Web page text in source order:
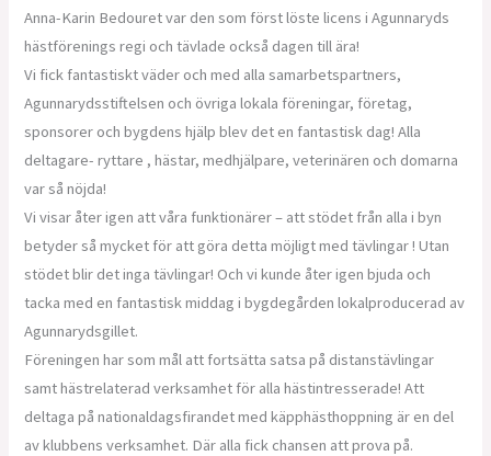
Anna-Karin Bedouret var den som först löste licens i Agunnaryds
hästförenings regi och tävlade också dagen till ära!
Vi fick fantastiskt väder och med alla samarbetspartners,
Agunnarydsstiftelsen och övriga lokala föreningar, företag,
sponsorer och bygdens hjälp blev det en fantastisk dag! Alla
deltagare- ryttare , hästar, medhjälpare, veterinären och domarna
var så nöjda!
Vi visar åter igen att våra funktionärer – att stödet från alla i byn
betyder så mycket för att göra detta möjligt med tävlingar ! Utan
stödet blir det inga tävlingar! Och vi kunde åter igen bjuda och
tacka med en fantastisk middag i bygdegården lokalproducerad av
Agunnarydsgillet.
Föreningen har som mål att fortsätta satsa på distanstävlingar
samt hästrelaterad verksamhet för alla hästintresserade! Att
deltaga på nationaldagsfirandet med käpphästhoppning är en del
av klubbens verksamhet. Där alla fick chansen att prova på.